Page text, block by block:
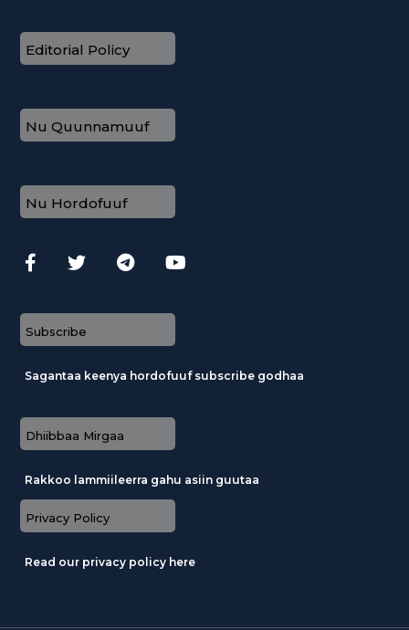
Editorial Policy
Nu Quunnamuuf
Nu Hordofuuf
Subscribe
Sagantaa keenya hordofuuf subscribe godhaa
Dhiibbaa Mirgaa
Rakkoo lammiileerra gahu asiin guutaa
Privacy Policy
Read our privacy policy here